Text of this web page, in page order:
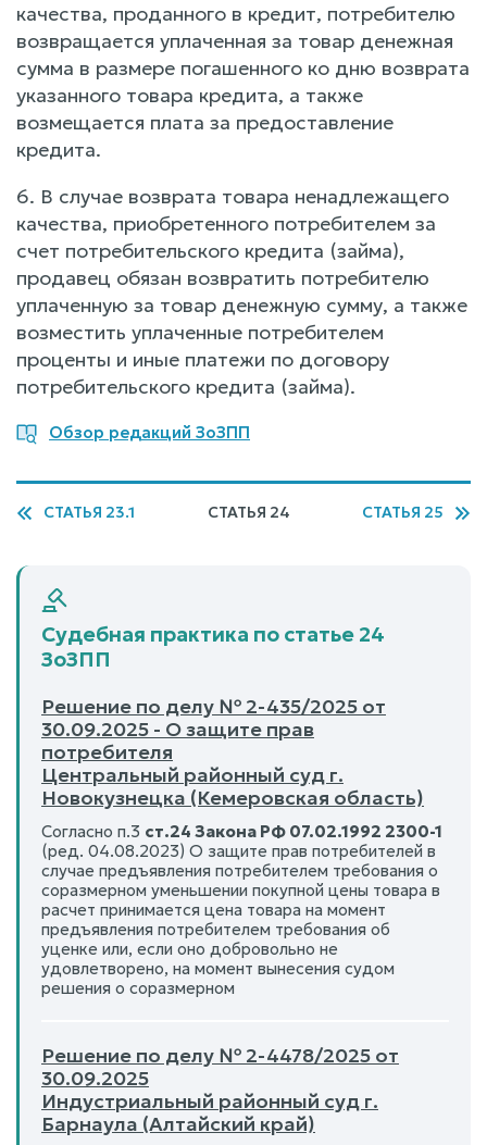
качества, проданного в кредит, потребителю
возвращается уплаченная за товар денежная
сумма в размере погашенного ко дню возврата
указанного товара кредита, а также
возмещается плата за предоставление
кредита.
6. В случае возврата товара ненадлежащего
качества, приобретенного потребителем за
счет потребительского кредита (займа),
продавец обязан возвратить потребителю
уплаченную за товар денежную сумму, а также
возместить уплаченные потребителем
проценты и иные платежи по договору
потребительского кредита (займа).
Обзор редакций ЗоЗПП
СТАТЬЯ 23.1 СТАТЬЯ 24 СТАТЬЯ 25
Судебная практика по статье 24
ЗоЗПП
Решение по делу № 2-435/2025 от
30.09.2025 - О защите прав
потребителя
Центральный районный суд г.
Новокузнецка (Кемеровская область)
Согласно п.3 ст.24 Закона РФ 07.02.1992 2300-1
(ред. 04.08.2023) О защите прав потребителей в
случае предъявления потребителем требования о
соразмерном уменьшении покупной цены товара в
расчет принимается цена товара на момент
предъявления потребителем требования об
уценке или, если оно добровольно не
удовлетворено, на момент вынесения судом
решения о соразмерном
Решение по делу № 2-4478/2025 от
30.09.2025
Индустриальный районный суд г.
Барнаула (Алтайский край)